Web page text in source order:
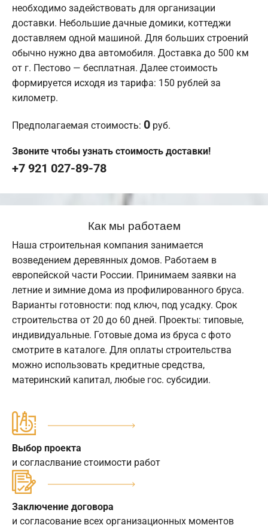
необходимо задействовать для организации
доставки. Небольшие дачные домики, коттеджи
доставляем одной машиной. Для больших строений
обычно нужно два автомобиля. Доставка до 500 км
от г. Пестово — бесплатная. Далее стоимость
формируется исходя из тарифа: 150 рублей за
километр.
Предполагаемая стоимость: 0 руб.
Звоните чтобы узнать стоимость доставки!
+7 921 027-89-78
Как мы работаем
Наша строительная компания занимается
возведением деревянных домов. Работаем в
европейской части России. Принимаем заявки на
летние и зимние дома из профилированного бруса.
Варианты готовности: под ключ, под усадку. Срок
строительства от 20 до 60 дней. Проекты: типовые,
индивидуальные. Готовые дома из бруса с фото
смотрите в каталоге. Для оплаты строительства
можно использовать кредитные средства,
материнский капитал, любые гос. субсидии.
Выбор проекта
и согласлвание стоимости работ
Заключение договора
и согласование всех организационных моментов